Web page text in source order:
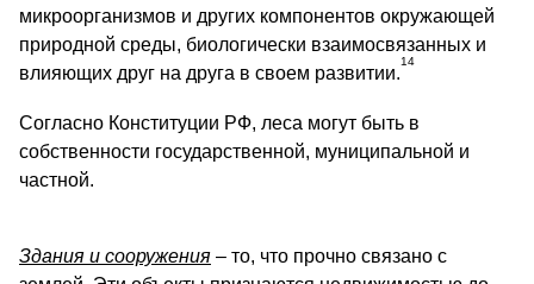
микроорганизмов и других компонентов окружающей
природной среды, биологически взаимосвязанных и
влияющих друг на друга в своем развитии.
14
Согласно Конституции РФ, леса могут быть в
собственности государственной, муниципальной и
частной.
Здания и сооружения – то, что прочно связано с